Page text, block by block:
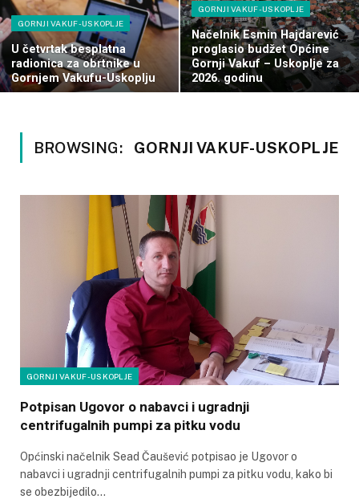
GORNJI VAKUF-USKOPLJE
U četvrtak besplatna
radionica za obrtnike u
Gornjem Vakufu-Uskoplju
GORNJI VAKUF-USKOPLJE
Načelnik Esmin Hajdarević
proglasio budžet Općine
Gornji Vakuf – Uskoplje za
2026. godinu
BROWSING: GORNJI VAKUF-USKOPLJE
GORNJI VAKUF-USKOPLJE
Potpisan Ugovor o nabavci i ugradnji
centrifugalnih pumpi za pitku vodu
Općinski načelnik Sead Čaušević potpisao je Ugovor o
nabavci i ugradnji centrifugalnih pumpi za pitku vodu, kako bi
se obezbijedilo…